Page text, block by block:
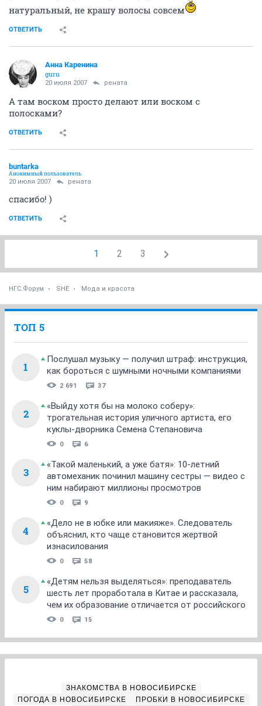
натуральный, не крашу волосы совсем
ОТВЕТИТЬ
Анна Каренина
guru
20 июля 2007 рената
А там воском просто делают или воском с
полосками?
ОТВЕТИТЬ
buntarka
Анонимный пользователь
20 июля 2007 рената
спасибо! )
ОТВЕТИТЬ
1 2 3
НГС.Форум SHE Мода и красота
ТОП 5
1
Послушал музыку — получил штраф: инструкция,
как бороться с шумными ночными компаниями
2 691 37
2
«Выйду хотя бы на молоко соберу»:
трогательная история уличного артиста, его
куклы-дворника Семена Степановича
0 6
3
«Такой маленький, а уже батя»: 10-летний
автомеханик починил машину сестры — видео с
ним набирают миллионы просмотров
0 9
4
«Дело не в юбке или макияже». Следователь
объяснил, кто чаще становится жертвой
изнасилования
0 58
5
«Детям нельзя выделяться»: преподаватель
шесть лет проработала в Китае и рассказала,
чем их образование отличается от российского
0 15
ЗНАКОМСТВА В НОВОСИБИРСКЕ
ПОГОДА В НОВОСИБИРСКЕ
ПРОБКИ В НОВОСИБИРСКЕ